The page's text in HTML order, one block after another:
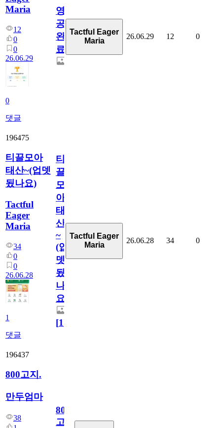
Maria
12
0
0
26.06.29
0
댓글
영
공
완
료
Tactful Eager
Maria
26.06.29 12 0
196475
티끌모아
태산~(업뎃
됬나요)
Tactful
Eager
Maria
34
0
0
26.06.28
1
댓글
티
끌
모
아
태
산
~
(업
뎃
됬
나
요)
[1]
Tactful Eager
Maria
26.06.28 34 0
196437
800고지.
만두엄마
38
800
고